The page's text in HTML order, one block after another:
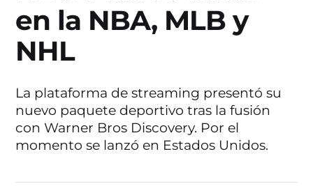
en la NBA, MLB y
NHL
La plataforma de streaming presentó su
nuevo paquete deportivo tras la fusión
con Warner Bros Discovery. Por el
momento se lanzó en Estados Unidos.